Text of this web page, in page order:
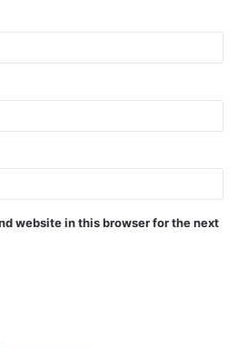
website in this browser for the next